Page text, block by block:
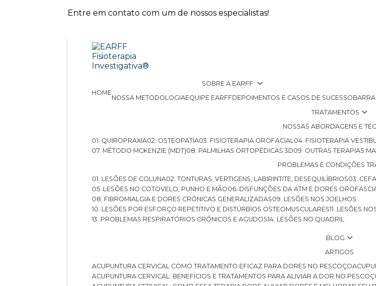
Entre em contato com um de nossos especialistas!
HOME
SOBRE A EARFF
NOSSA METODOLOGIA EQUIPE EARFF DEPOIMENTOS E CASOS DE SUCESSO
TRATAMENTOS
NOSSAS ABORDAGENS E
01. QUIROPRAXIA
02. OSTEOPATIA 03. FISIOTERAPIA OROFACIAL 04. FISIOTERAPIA
07. MÉTODO MCKENZIE (MDT)
08. PALMILHAS ORTOPÉDICAS 3D
09. OUTRAS TERAPIAS
PROBLEMAS E CONDIÇÕES
01. LESÕES DE COLUNA
02. TONTURAS, VERTIGENS, LABIRINTITE, DESEQUILÍBRIOS 03.
05. LESÕES NO COTOVELO, PUNHO E MÃO
06. DISFUNÇÕES DA ATM E DORES
08. FIBROMIALGIA E DORES CRÔNICAS GENERALIZADAS
09. LESÕES NOS JOELHOS
10. LESÕES POR ESFORÇO REPETITIVO E DISTÚRBIOS OSTEOMUSCULARES 11. LESÕES
13. PROBLEMAS RESPIRATÓRIOS CRÔNICOS E AGUDOS 14. LESÕES NO QUADRIL
BLOG
ARTIGOS
ACUPUNTURA CERVICAL COMO TRATAMENTO EFICAZ PARA DORES NO PESCOÇO
ACUPUNTURA CERVICAL: BENEFÍCIOS E TRATAMENTOS PARA ALIVIAR A DOR NO